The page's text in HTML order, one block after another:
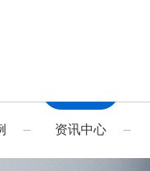
资讯中心